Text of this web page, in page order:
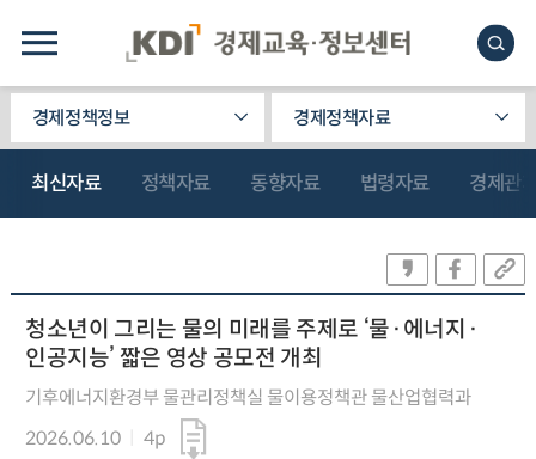
경제정책정보 경제정책자료
최신자료 정책자료 동향자료 법령자료 경제관
청소년이 그리는 물의 미래를 주제로 ‘물·에너지·
인공지능’ 짧은 영상 공모전 개최
기후에너지환경부 물관리정책실 물이용정책관 물산업협력과
2026.06.10
4p